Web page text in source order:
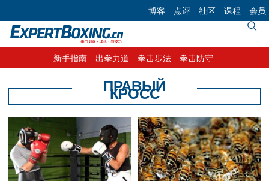
to
primary
to
main
to
footer
博客 点评 社区 课程 会员
新手指南 出拳力道 拳击步法 拳击防守
ПРАВЫЙ
КРОСС